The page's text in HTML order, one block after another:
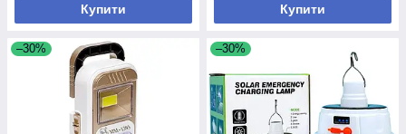
Купити Купити
–30% –30%